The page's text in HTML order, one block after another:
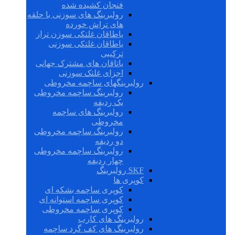
فنجان کشیده شده
رولبرینگ های سوزنی با حلقه
های تراش خورده
یاطاقان غلتکی سوزن تراز
یاطاقان غلتکی سوزنی
ترکیبی
یاتاقان های مشترک جهانی
اجزای غلتک سوزنی
رولبرینگهای ساچمه مخروطی
رولبرینگ ساچمه مخروطی
یک ردیفه
رولبرینگ های ساچمه
مخروطی
رولبرینگ ساچمه مخروطی
دو ردیفه
رولبرینگ ساچمه مخروطی
چهار ردیفه
SKF رولبرینگ
کوپری ها
کوپری ساچمه بشکه ای
کوپری ساچمه استوانه ای
کوپری ساچمه مخروطی
رولبرینگ های کارب
رولبرینگ های کف گرد ساچمه